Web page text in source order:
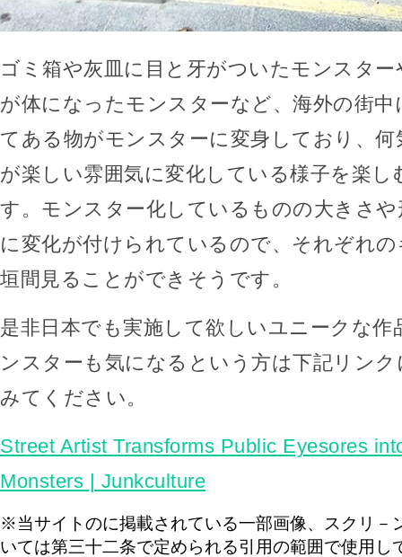
ゴミ箱や灰皿に目と牙がついたモンスタ
が体になったモンスターなど、海外の街
てある物がモンスターに変身しており、何
が楽しい雰囲気に変化している様子を楽
す。モンスター化しているものの大きさ
に変化が付けられているので、それぞれ
垣間見ることができそうです。
是非日本でも実施して欲しいユニークな作
ンスターも気になるという方は下記リン
みてください。
Street Artist Transforms Public Eyesores
Monsters | Junkculture
※当サイトのに掲載されている一部画像、スクリ－
いては第三十二条で定められる引用の範囲で使用し